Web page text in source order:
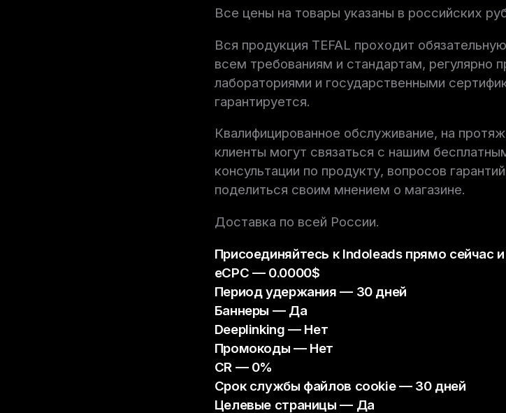
Все цены на товары указаны в российских
Вся продукция TEFAL проходит
всем требованиям и стандартам, регулярно
лабораториями и государственными
гарантируется.
Квалифицированное обслуживание, на
клиенты могут связаться с нашим
консультации по продукту, вопросов
поделиться своим мнением о магазине.
Доставка по всей России.
Присоединяйтесь к Indoleads прямо сейчас
eCPC — 0.0000$
Период удержания — 30 дней
Баннеры — Да
Deeplinking — Нет
Промокоды — Нет
CR — 0%
Срок службы файлов cookie — 30 дней
Целевые страницы — Да